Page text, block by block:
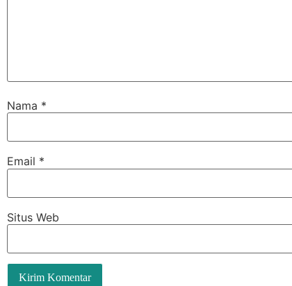
Nama *
Email *
Situs Web